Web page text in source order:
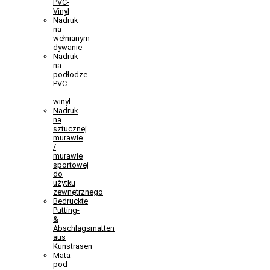
PVC-
Vinyl
Nadruk
na
wełnianym
dywanie
Nadruk
na
podłodze
PVC
-
winyl
Nadruk
na
sztucznej
murawie
/
murawie
sportowej
do
użytku
zewnętrznego
Bedruckte
Putting-
&
Abschlagsmatten
aus
Kunstrasen
Mata
pod